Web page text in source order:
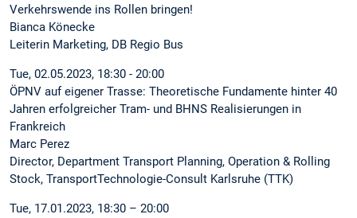
Verkehrswende ins Rollen bringen!
Bianca Könecke
Leiterin Marketing, DB Regio Bus
Tue, 02.05.2023, 18:30 - 20:00
ÖPNV auf eigener Trasse: Theoretische Fundamente hinter 40
Jahren erfolgreicher Tram- und BHNS Realisierungen in
Frankreich
Marc Perez
Director, Department Transport Planning, Operation & Rolling
Stock, TransportTechnologie-Consult Karlsruhe (TTK)
Tue, 17.01.2023, 18:30 – 20:00